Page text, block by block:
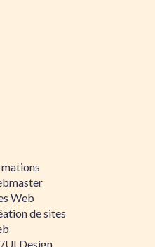
Web
de sites
UI Design